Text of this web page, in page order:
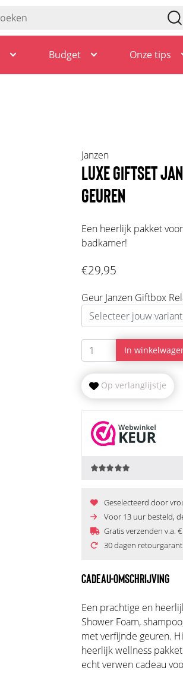
Budget Onze tips
Janzen
LUXE GIFTSET
GEUREN
Een heerlijk pakket
badkamer!
€29,95
Geur Janzen Giftbox
In
Op verlanglijstje
Geselecteerd door
Voor 13 uur besteld,
Gratis verzenden v.a. €
30 dagen
CADEAU-OMSCHRIJVING
Een prachtige en
Shower Foam,
met verfijnde geuren.
heerlijk wellness
echt verwen cadeau